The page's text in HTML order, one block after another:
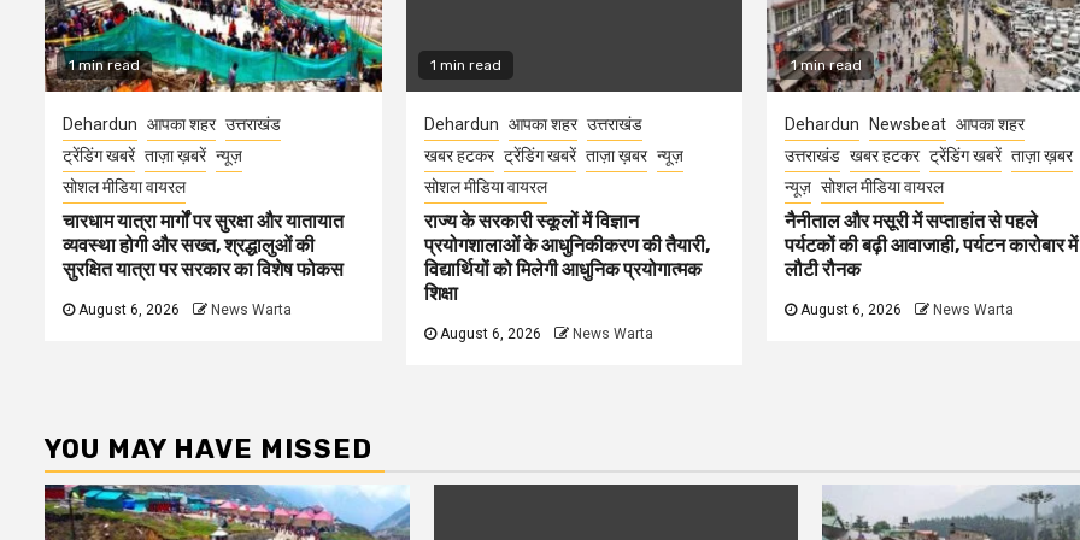
1 min read
Dehardun आपका शहर उत्तराखंड
ट्रेंडिंग खबरें ताज़ा ख़बरें न्यूज़
सोशल मीडिया वायरल
चारधाम यात्रा मार्गों पर सुरक्षा और यातायात
व्यवस्था होगी और सख्त, श्रद्धालुओं की
सुरक्षित यात्रा पर सरकार का विशेष फोकस
August 6, 2026 News Warta
1 min read
Dehardun आपका शहर उत्तराखंड
खबर हटकर ट्रेंडिंग खबरें ताज़ा ख़बर न्यूज़
सोशल मीडिया वायरल
राज्य के सरकारी स्कूलों में विज्ञान
प्रयोगशालाओं के आधुनिकीकरण की तैयारी,
विद्यार्थियों को मिलेगी आधुनिक प्रयोगात्मक
शिक्षा
August 6, 2026 News Warta
1 min read
Dehardun Newsbeat आपका शहर
उत्तराखंड खबर हटकर ट्रेंडिंग खबरें ताज़ा ख़बर
न्यूज़ सोशल मीडिया वायरल
नैनीताल और मसूरी में सप्ताहांत से पहले
पर्यटकों की बढ़ी आवाजाही, पर्यटन कारोबार में
लौटी रौनक
August 6, 2026 News Warta
YOU MAY HAVE MISSED